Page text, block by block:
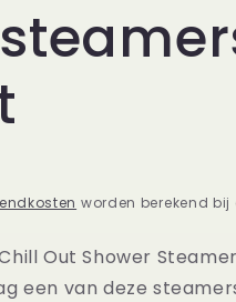
worden berekend
Out Shower
een van deze